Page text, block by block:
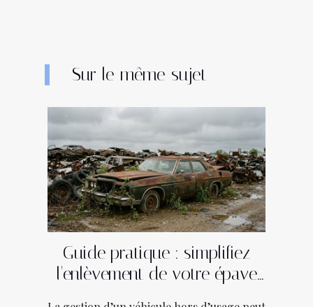
Sur le même sujet
Guide pratique : simplifiez
l'enlèvement de votre épave